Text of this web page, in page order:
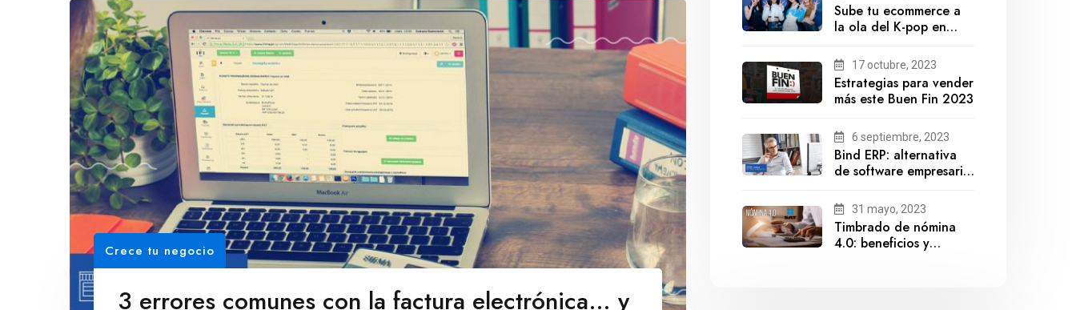
Crece tu negocio
3 errores comunes con la factura electrónica… y
Sube tu ecommerce a
la ola del K-pop en
17 octubre, 2023
Estrategias para vender
más este Buen Fin 2023
6 septiembre, 2023
Bind ERP: alternativa
de software empresarial
Gestionix
31 mayo, 2023
Timbrado de nómina
4.0: beneficios y